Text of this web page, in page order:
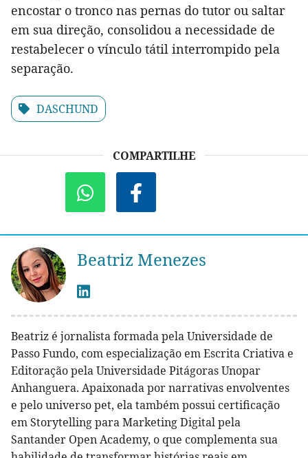
encostar o tronco nas pernas do tutor ou saltar
em sua direção, consolidou a necessidade de
restabelecer o vínculo tátil interrompido pela
separação.
DASCHUND
COMPARTILHE
Beatriz Menezes
Beatriz é jornalista formada pela Universidade de
Passo Fundo, com especialização em Escrita Criativa e
Editoração pela Universidade Pitágoras Unopar
Anhanguera. Apaixonada por narrativas envolventes
e pelo universo pet, ela também possui certificação
em Storytelling para Marketing Digital pela
Santander Open Academy, o que complementa sua